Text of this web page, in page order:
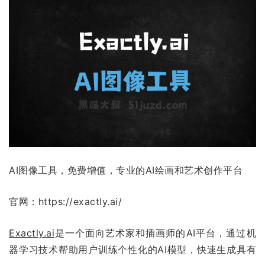
AI图像工具，免费增值，专业的AI绘画和艺术创作平台
官网：https://exactly.ai/
Exactly.ai是一个面向艺术家和插画师的AI平台，通过机
器学习技术帮助用户训练个性化的AI模型，快速生成具有